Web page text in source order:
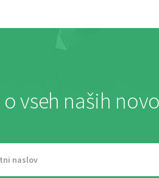
o vseh naših